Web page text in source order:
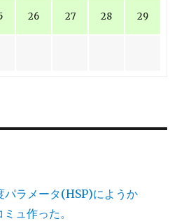
26 27 28 29
パラメータ(HSP)にようか
ュ作った。